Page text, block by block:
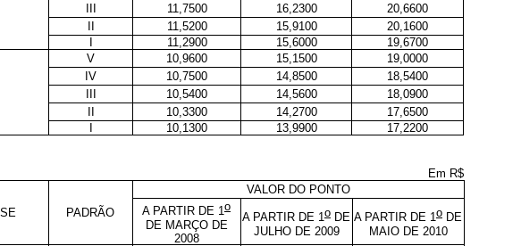
11,7500 16,2300
20,6600
11,5200 15,9100
20,1600
11,2900 15,6000
19,6700
V
10,9600 15,1500
19,0000
IV
10,7500 14,8500
18,5400
10,5400 14,5600
18,0900
10,3300 14,2700
17,6500
10,1300 13,9900 17,2200
Em R$
PADRÃO
VALOR DO PONTO
A PARTIR DE 1o
DE MARÇO DE
2008
A PARTIR DE 1o DE
JULHO DE 2009
A PARTIR DE 1o DE
MAIO DE 2010